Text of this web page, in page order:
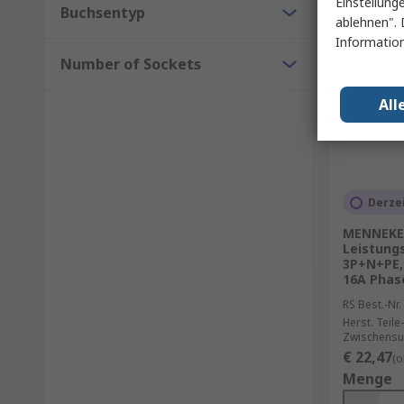
Buchsentyp
Number of Sockets
16A
RS Best.-Nr.
Herst.
€ 22,47
Menge
ablehnen".